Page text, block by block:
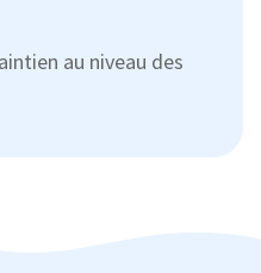
au niveau des